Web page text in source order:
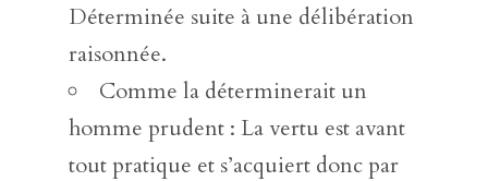
Déterminée suite à une délibération
raisonnée.
Comme la déterminerait un
homme prudent : La vertu est avant
tout pratique et s’acquiert donc par